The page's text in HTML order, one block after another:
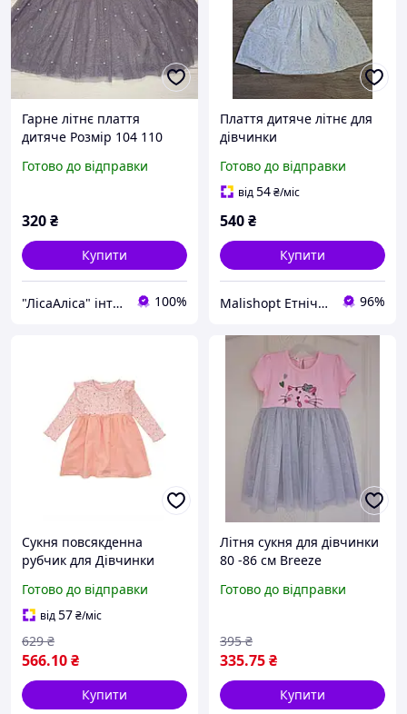
Гарне літнє плаття
дитяче Розмір 104 110
Готово до відправки
320₴
Купити
"ЛісаАліса" інтернет-магазин нижньої білизни для всієї родини та дитячого одягу 100%
Плаття дитяче літнє для
дівчинки
Готово до відправки
від54₴/міс
540₴
Купити
Malishopt Етнічний одяг та головні убори, все для хрещення 96%
Сукня повсякденна
рубчик для Дівчинки
Готово до відправки
від57₴/міс
566.10₴
629 ₴
Купити
Літня сукня для дівчинки
80 -86 см Breeze
Готово до відправки
335.75₴
395 ₴
Купити